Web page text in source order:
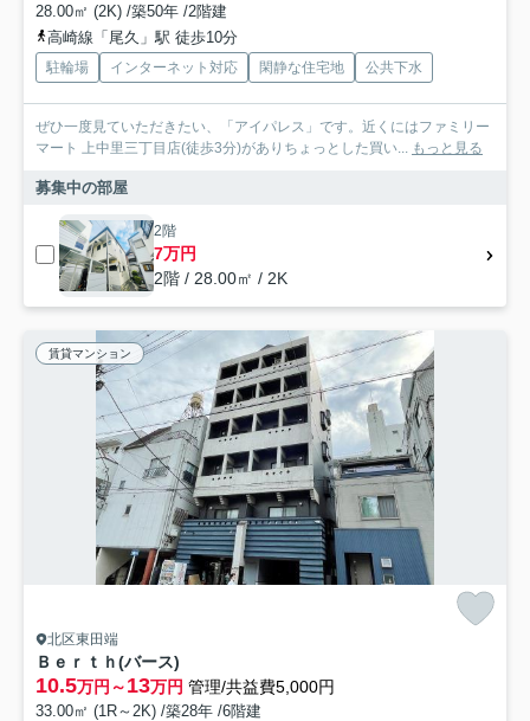
28.00㎡ (2K) /築50年 /2階建
高崎線「尾久」駅 徒歩10分
駐輪場 インターネット対応 閑静な住宅地 公共下水
ぜひ一度見ていただきたい、「アイパレス」です。近くにはファミリー
マート 上中里三丁目店(徒歩3分)がありちょっとした買い...
もっと見る
募集中の部屋
2階
7万円
2階 / 28.00㎡ / 2K
賃貸マンション
北区東田端
Ｂｅｒｔｈ(バース)
10.5万円～13万円 管理/共益費5,000円
33.00㎡ (1R～2K) /築28年 /6階建